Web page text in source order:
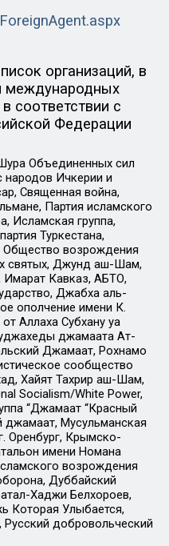
организаций, в
международных
соответствии с
Федерации
Объединенных сил
народов Ичкерии и
Священная война,
Партия исламского
Исламская группа,
Туркестана,
возрождения
святых, Джунд аш-Шам,
Кавказ, АБТО,
Джабха аль-
ополчение имени К.
Аллаха Субхану уа
джамаата Ат-
Джамаат, Рохнамо
сообщество
Хайят Тахрир аш-Шам,
Socialism/White Power,
“Джамаат “Красный
джамаат, Мусульманская
Оренбург, Крымско-
имени Номана
возрождения
Дуббайский
Хаджи Белхороев,
Которая Улыбается,
добровольческий